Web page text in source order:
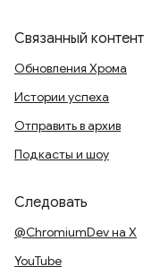
Связанный контент
Обновления Хрома
Истории успеха
Отправить в архив
Подкасты и шоу
Следовать
@ChromiumDev на X
YouTube